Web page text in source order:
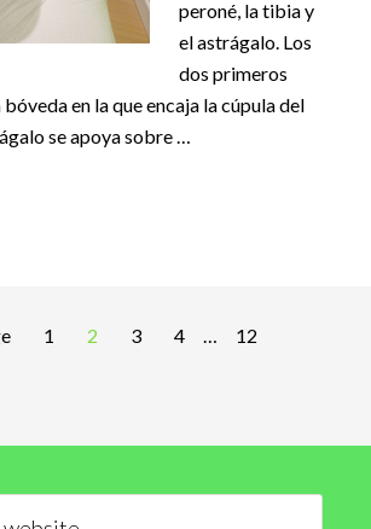
peroné, la tibia y
el astrágalo. Los
dos primeros
en la que encaja la cúpula del
se apoya sobre …
Page
1 Page
2 Page
3 Page
4
Interim
… Page
12